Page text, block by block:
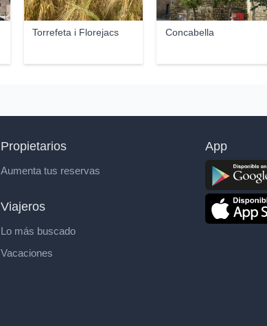
Torrefeta i Florejacs Concabella
Propietarios
Aumenta tus reservas
Viajeros
Lo más buscado
Vacaciones
App